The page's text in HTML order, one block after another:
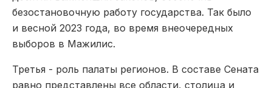
безостановочную работу государства. Так было
и весной 2023 года, во время внеочередных
выборов в Мажилис.
Третья -­ роль палаты регио­нов. В составе Сената
равно представлены все области, столица и